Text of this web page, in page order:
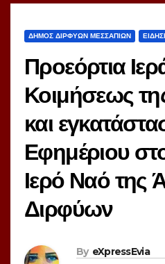
ΔΗΜΟΣ ΔΙΡΦΥΩΝ ΜΕΣΣΑΠΙΩΝ
Προεόρτια
Κοιμήσεως
και
Εφημέριου
Ιερό Ναό της
Διρφύων
By eXpressEvia